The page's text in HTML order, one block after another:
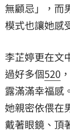
無顧忌」，而
模式也讓她感
李芷婷更在文
過好多個520
露滿滿幸福感
她親密依偎在
戴著眼鏡、頂